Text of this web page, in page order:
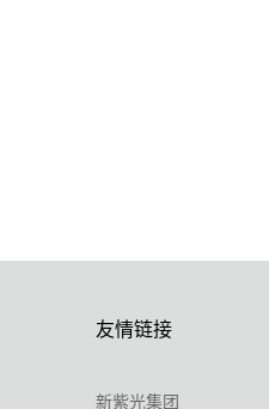
友情链接
新紫光集团